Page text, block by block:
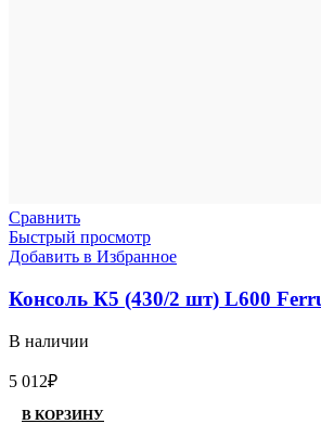
Сравнить
Быстрый просмотр
Добавить в Избранное
Консоль К5 (430/2 шт) L600
В наличии
5 012₽
В КОРЗИНУ